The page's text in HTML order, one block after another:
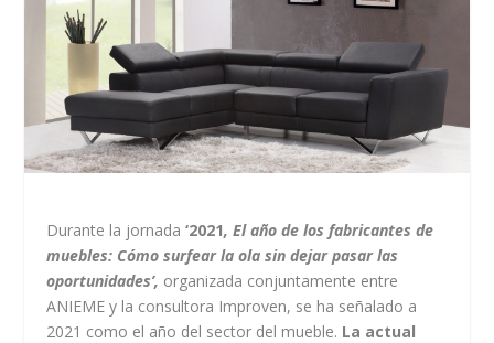
Durante la jornada‘2021, El año de los fabricantes de
muebles: Cómo surfear la ola sin dejar pasar las
oportunidades’, organizada conjuntamente entre
ANIEME y la consultora Improven, se ha señalado a
2021 como el año del sector del mueble. La actual